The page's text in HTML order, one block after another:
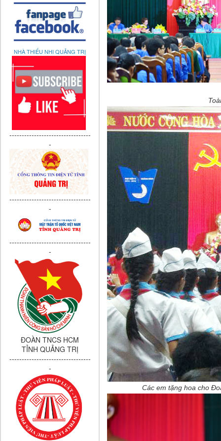
NHÀ THIẾU NHI QUẢNG TRỊ
---------------------------------
-
---------------------------------
-
---------------------------------
-
ĐOÀN TNCS HCM
TỈNH QUẢNG TRỊ
---------------------------------
-
Các em tặng hoa cho